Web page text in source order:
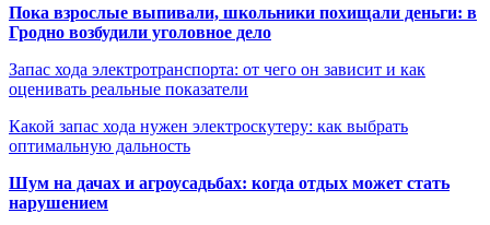
Пока взрослые выпивали, школьники похищали деньги: в
Гродно возбудили уголовное дело
Запас хода электротранспорта: от чего он зависит и как
оценивать реальные показатели
Какой запас хода нужен электроскутеру: как выбрать
оптимальную дальность
Шум на дачах и агроусадьбах: когда отдых может стать
нарушением